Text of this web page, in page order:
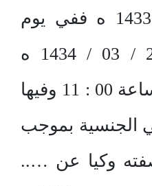
وتاريخ 18 / 08 / 1433 ه ففي يوم
الثلاثاء الموافق 24 / 03 / 1434 ه
افتتحت الجلسة الساعة 00 : 11 وفيها
بموجب
وكيا عن …..